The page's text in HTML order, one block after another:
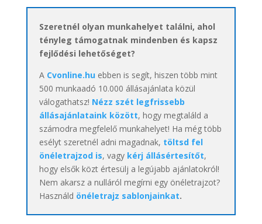
Szeretnél olyan munkahelyet találni, ahol
tényleg támogatnak mindenben és kapsz
fejlődési lehetőséget?
A Cvonline.huebben is segít, hiszen több mint
500 munkaadó 10.000 állásajánlata közül
válogathatsz! Nézz szét legfrissebb
állásajánlataink között, hogy megtaláld a
számodra megfelelő munkahelyet! Ha még több
esélyt szeretnél adni magadnak, töltsd fel
önéletrajzod is, vagy kérj állásértesítőt,
hogy elsők közt értesülj a legújabb ajánlatokról!
Nem akarsz a nulláról megírni egy önéletrajzot?
Használd önéletrajz sablonjainkat.